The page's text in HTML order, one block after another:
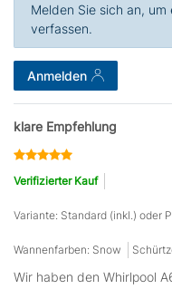
Melden Sie sich an, um
verfassen.
Anmelden
klare Empfehlung
Verifizierter Kauf
Variante: Standard (inkl.) oder
Wannenfarben: Snow
Wir haben den Whirlpool